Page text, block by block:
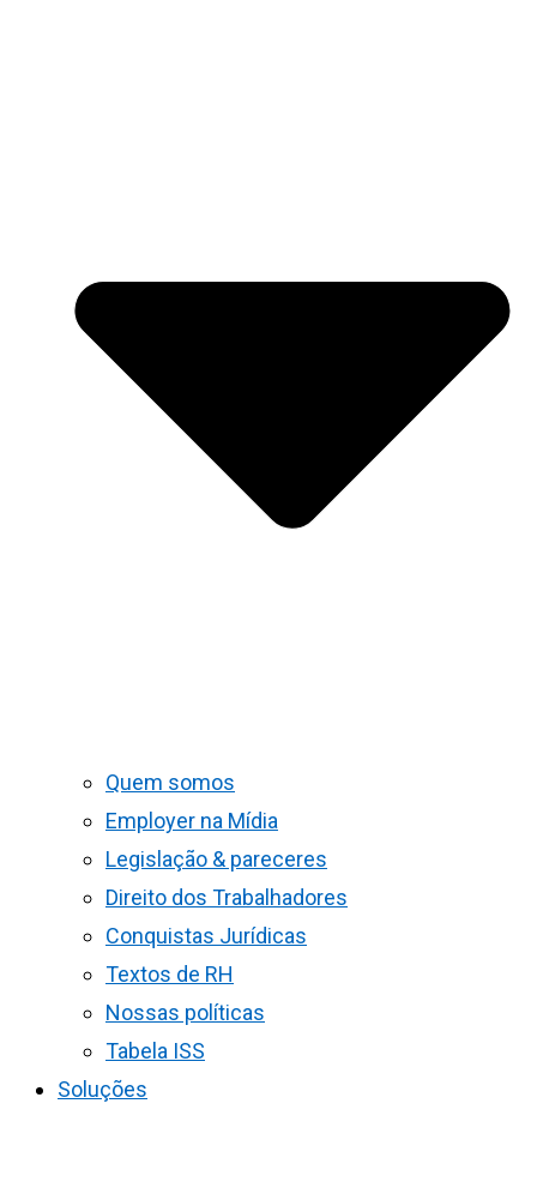
Quem somos
Employer na Mídia
Legislação & pareceres
Direito dos Trabalhadores
Conquistas Jurídicas
Textos de RH
Nossas políticas
Tabela ISS
Soluções